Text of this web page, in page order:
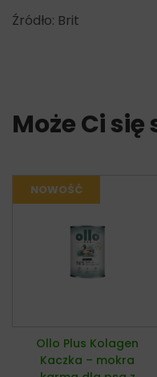
Źródło: Brit
Może Ci
Ollo Plus Kolagen
Kaczka – mokra